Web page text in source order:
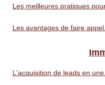
Les meilleures pratiques
Les avantages de faire
L'acquisition de leads en